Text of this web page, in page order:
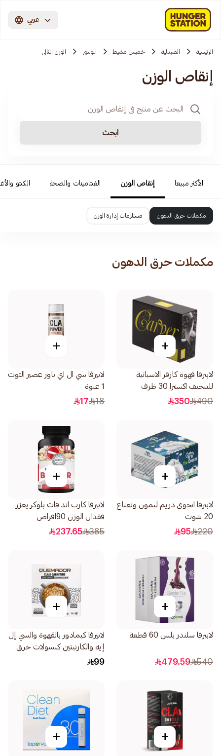
عربي
الرئيسية الصيدلية خميس مشيط الموسى الوزن المثالي
إنقاص الوزن
ابحث
الأكثر مبيعا إنقاص الوزن الفيتامينات والصحة الكيتو
مكملات حرق الدهون مستلزمات إدارة الوزن
مكملات حرق الدهون
+
لابيرفا قهوة كارفر الاسبانية
للتنحيف اكسترا 30 ظرف
490
350
+
لابيرفا سي ال اي باور عصير التوت
1 عبوة
18
17
+
لابيرفا انجوي دريم ليمون ونعناع
20 شوت
220
95
+
لابيرفا كارب اند فات بلوكر يعزز
فقدان الوزن 90اقراص
385
237.65
+
لابيرفا سلندر بلس 60 قطعة
540
479.59
+
لابيرفا كيمادور بالقهوة والسي إل
إيه والكارنيتين كبسولات حرق
الدهون والتنحيف 16كبسولة
99
+
+